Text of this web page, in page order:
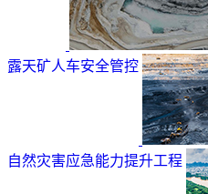
露天矿人车安全管控
自然灾害应急能力提升工程